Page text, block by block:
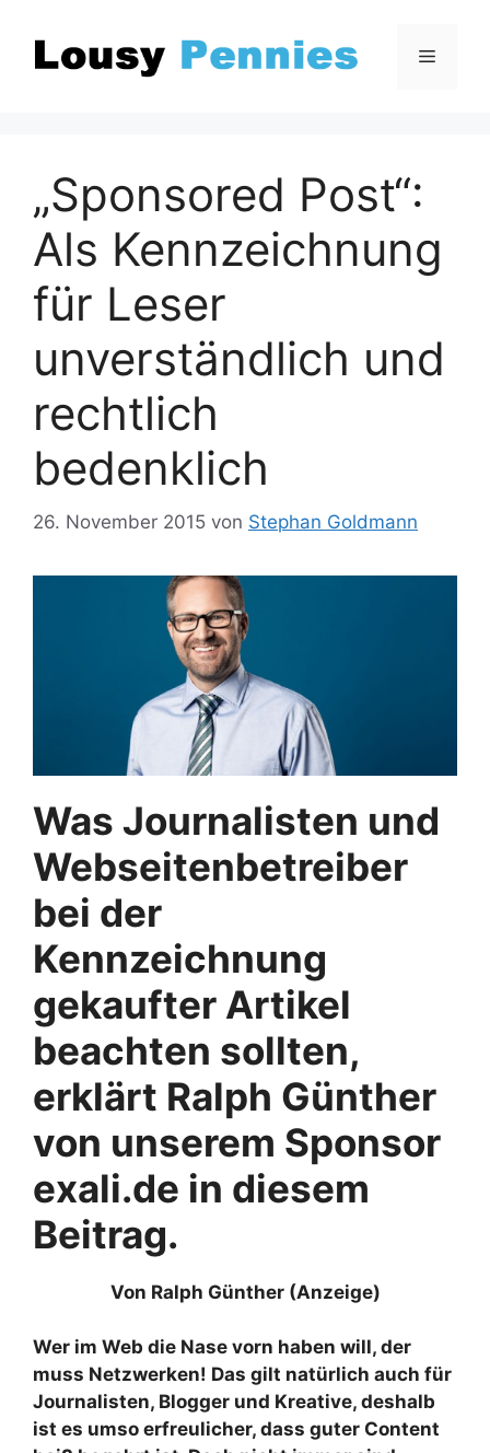
Inhalt
springen
Menü
„Sponsored Post“:
Als Kennzeichnung
für Leser
unverständlich und
rechtlich
bedenklich
26. November 2015 von Stephan Goldmann
Was Journalisten und
Webseitenbetreiber
bei der
Kennzeichnung
gekaufter Artikel
beachten sollten,
erklärt Ralph Günther
von unserem Sponsor
exali.de in diesem
Beitrag.
Von Ralph Günther (Anzeige)
Wer im Web die Nase vorn haben will, der
muss Netzwerken! Das gilt natürlich auch für
Journalisten, Blogger und Kreative, deshalb
ist es umso erfreulicher, dass guter Content